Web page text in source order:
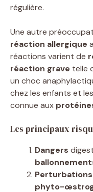
régulière.
Une autre
réaction allergique
réactions varient de
réaction grave telle
un choc
chez les enfants et
connue aux
Les principaux
Dangers
phyto-